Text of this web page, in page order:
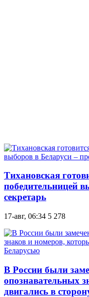
Тихановская
победительницей
секретарь
17-авг, 06:34 5 278
В России были
опознавательных
двигались в